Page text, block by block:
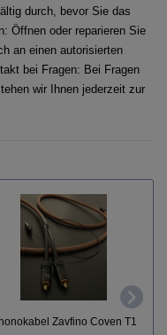
durch, bevor Sie das
Öffnen oder reparieren Sie
an einen autorisierten
bei Fragen: Bei Fragen
wir Ihnen jederzeit zur
Zavfino Coven T1